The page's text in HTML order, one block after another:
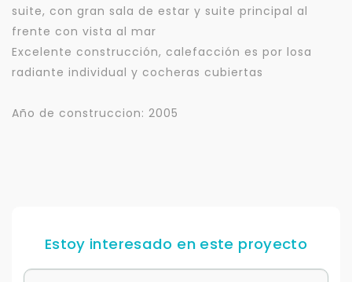
suite, con gran sala de estar y suite principal al
frente con vista al mar
Excelente construcción, calefacción es por losa
radiante individual y cocheras cubiertas
Año de construccion: 2005
Estoy interesado en este proyecto